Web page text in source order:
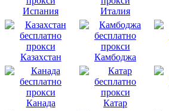
Испания Италия
Казахстан Камбоджа
Канада Катар